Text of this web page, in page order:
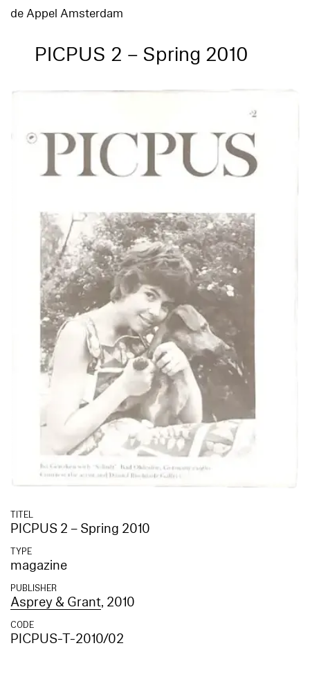
de Appel Amsterdam
PICPUS 2 – Spring 2010
TITEL
PICPUS 2 – Spring 2010
TYPE
magazine
PUBLISHER
Asprey & Grant, 2010
CODE
PICPUS-T-2010/02